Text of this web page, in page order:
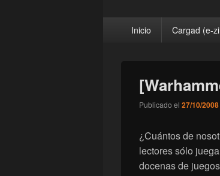
¡Cargad!
principalInicio Cargad (e-
Publicado el 27/10/2008
¿Cuántos de
lectores sólo
docenas de